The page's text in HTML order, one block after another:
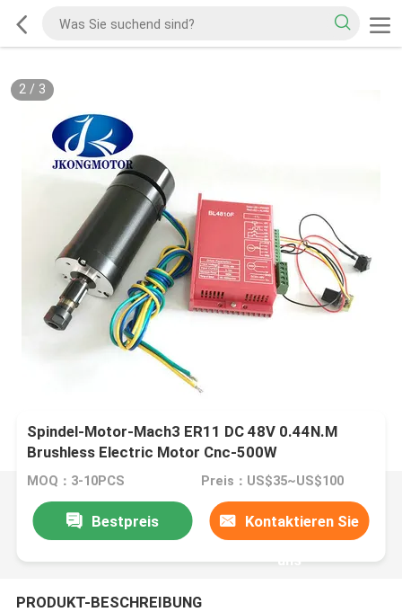
2/ 3
Spindel-Motor-Mach3 ER11 DC 48V 0.44N.M
Brushless Electric Motor Cnc-500W
MOQ：3-10PCS Preis：US$35~US$100
Bestpreis Kontaktieren Sie
uns
PRODUKT-BESCHREIBUNG